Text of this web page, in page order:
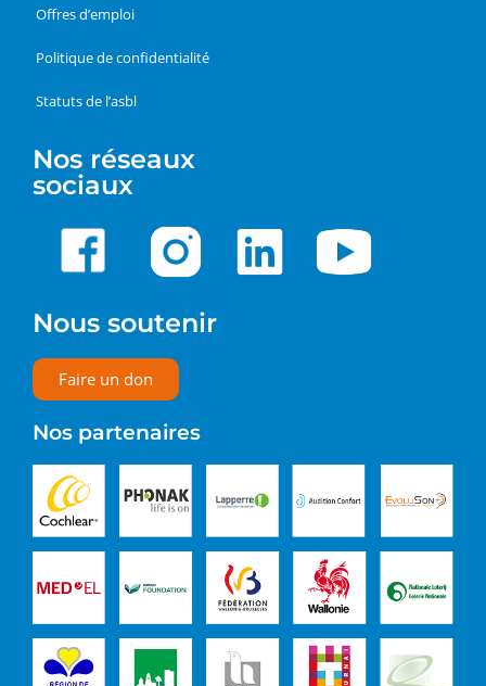
Offres d’emploi
Politique de confidentialité
Statuts de l’asbl
Nos réseaux
sociaux
Nous soutenir
Faire un don
Nos partenaires